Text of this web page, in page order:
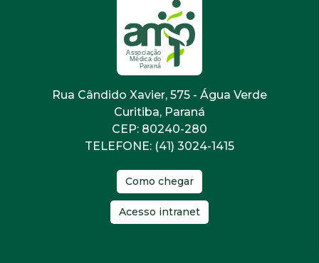
Rua Cândido Xavier, 575 - Água Verde
Curitiba, Paraná
CEP: 80240-280
TELEFONE: (41) 3024-1415
Como chegar
Acesso intranet